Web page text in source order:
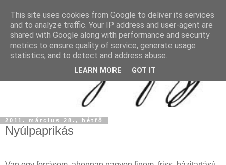
2011. március 28., hétfő
Nyúlpaprikás
This site uses cookies from Google to deliver its services
and to analyze traffic. Your IP address and user-agent are
shared with Google along with performance and security
metrics to ensure quality of service, generate usage
statistics, and to detect and address abuse.
LEARN MORE GOT IT